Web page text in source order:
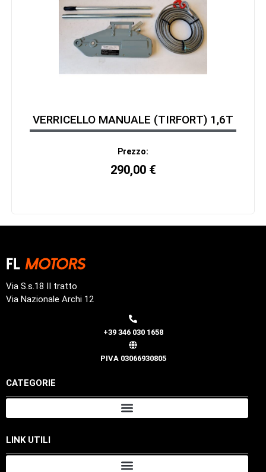
VERRICELLO MANUALE (TIRFORT) 1,6T
Prezzo:
290,00 €
Via S.s.18 II tratto
Via Nazionale Archi 12
+39 346 030 1658
PIVA 03066930805
CATEGORIE
LINK UTILI